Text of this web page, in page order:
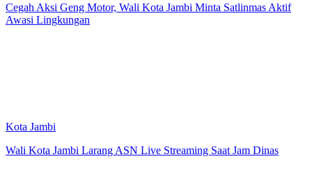
Cegah Aksi Geng Motor, Wali Kota Jambi Minta Satlinmas Aktif
Awasi Lingkungan
Kota Jambi
Wali Kota Jambi Larang ASN Live Streaming Saat Jam Dinas